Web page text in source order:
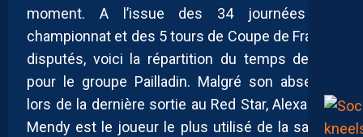
moment. A l’issue des 34 journées de
championnat et des 5 tours de Coupe de France
disputés, voici la répartition du temps de jeu
pour le groupe Pailladin. Malgré son absence
lors de la dernière sortie au Red Star, Alexandre
Mendy est le joueur le plus utilisé de la saison